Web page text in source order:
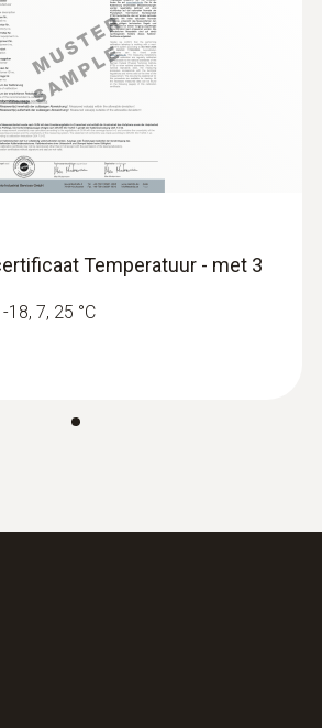
(TE Typ T)
meetkop voor
Temperatuur - met 3
18, 7, 25 °C